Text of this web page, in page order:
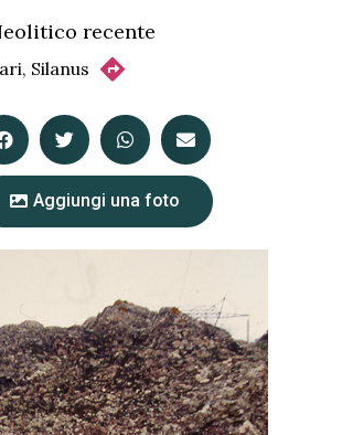
recente
Silanus
Aggiungi una foto